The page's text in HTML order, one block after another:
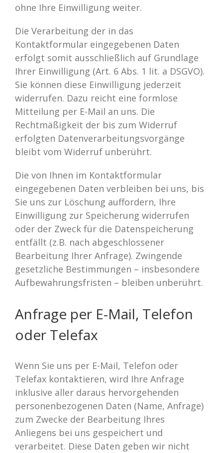
ohne Ihre Einwilligung weiter.
Die Verarbeitung der in das
Kontaktformular eingegebenen Daten
erfolgt somit ausschließlich auf Grundlage
Ihrer Einwilligung (Art. 6 Abs. 1 lit. a DSGVO).
Sie können diese Einwilligung jederzeit
widerrufen. Dazu reicht eine formlose
Mitteilung per E-Mail an uns. Die
Rechtmäßigkeit der bis zum Widerruf
erfolgten Datenverarbeitungsvorgänge
bleibt vom Widerruf unberührt.
Die von Ihnen im Kontaktformular
eingegebenen Daten verbleiben bei uns, bis
Sie uns zur Löschung auffordern, Ihre
Einwilligung zur Speicherung widerrufen
oder der Zweck für die Datenspeicherung
entfällt (z.B. nach abgeschlossener
Bearbeitung Ihrer Anfrage). Zwingende
gesetzliche Bestimmungen – insbesondere
Aufbewahrungsfristen – bleiben unberührt.
Anfrage per E-Mail, Telefon
oder Telefax
Wenn Sie uns per E-Mail, Telefon oder
Telefax kontaktieren, wird Ihre Anfrage
inklusive aller daraus hervorgehenden
personenbezogenen Daten (Name, Anfrage)
zum Zwecke der Bearbeitung Ihres
Anliegens bei uns gespeichert und
verarbeitet. Diese Daten geben wir nicht